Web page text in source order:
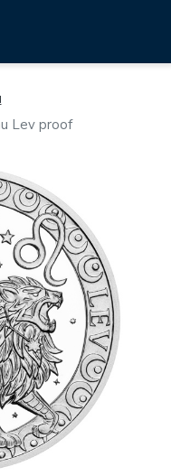
Lev proof